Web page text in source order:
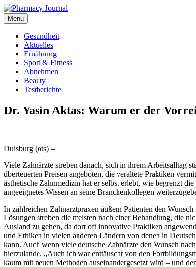
Skip
to
content
Pharmacy Journal
Menu
Gesundheit
Aktuelles
Ernährung
Sport & Fitness
Abnehmen
Beauty
Testberichte
Dr. Yasin Aktas: Warum er der
Duisburg (ots) –
Viele Zahnärzte streben danach, sich in ihrem Arbeitsalltag
überteuerten Preisen angeboten, die veraltete Praktiken
ästhetische Zahnmedizin hat er selbst erlebt, wie begrenzt
angeeignetes Wissen an seine Branchenkollegen
In zahlreichen Zahnarztpraxen äußern Patienten den
Lösungen streben die meisten nach einer Behandlung, die
Ausland zu gehen, da dort oft innovative Praktiken
und Ethiken in vielen anderen Ländern von denen in
kann. Auch wenn viele deutsche Zahnärzte den Wunsch
hierzulande. „Auch ich war enttäuscht von den
kaum mit neuen Methoden auseinandergesetzt wird – und